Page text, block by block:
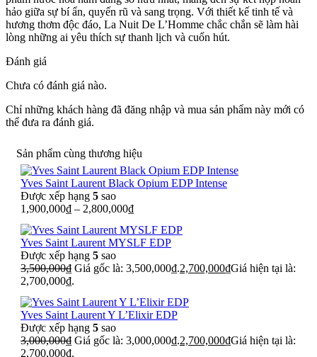
hảo giữa sự bí ẩn, quyến rũ và sang trọng. Với thiết kế tinh tế và
hương thơm độc đáo, La Nuit De L’Homme chắc chắn sẽ làm hài
lòng những ai yêu thích sự thanh lịch và cuốn hút.
Đánh giá
Chưa có đánh giá nào.
Chỉ những khách hàng đã đăng nhập và mua sản phẩm này mới có
thể đưa ra đánh giá.
Sản phẩm cùng thương hiệu
Yves Saint Laurent Black Opium EDP Intense
Được xếp hạng 5 sao
1,900,000₫ – 2,800,000₫
Yves Saint Laurent MYSLF EDP
Được xếp hạng 5 sao
3,500,000₫ Giá gốc là: 3,500,000₫.2,700,000₫Giá hiện tại là:
2,700,000₫.
Yves Saint Laurent Y L’Elixir EDP
Được xếp hạng 5 sao
3,000,000₫ Giá gốc là: 3,000,000₫.2,700,000₫Giá hiện tại là:
2,700,000₫.